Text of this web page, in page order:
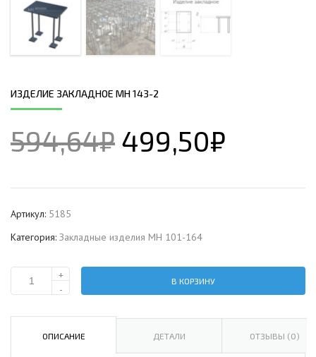
ИЗДЕЛИЕ ЗАКЛАДНОЕ МН 143-2
594,64₽ 499,50₽
Артикул: 5185
Категория: Закладные изделия МН 101-164
Количество
закладное
+
-
В КОРЗИНУ
ОПИСАНИЕ ДЕТАЛИ ОТЗЫВЫ (0)